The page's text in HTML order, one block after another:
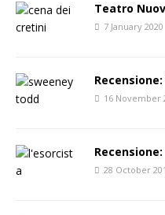
Teatro
7 January 2020
16 November
Recensione:
28 October